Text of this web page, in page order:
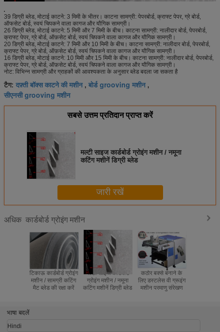
39 डिग्री ब्लेड, मोटाई काटने: 3 मिमी के भीतर। काटना सामग्री: पेपरबोर्ड, क्राफ्ट पेपर, ग्रे बोर्ड,
ऑफसेट बोर्ड, स्वयं चिपकने वाला कागज और यौगिक सामग्री।
26 डिग्री ब्लेड, मोटाई काटने: 5 मिमी और 7 मिमी के बीच। काटना सामग्री: नालीदार बोर्ड, पेपरबोर्ड,
क्राफ्ट पेपर, ग्रे बोर्ड, ऑफ़सेट बोर्ड, स्वयं चिपकने वाला कागज और यौगिक सामग्री।
20 डिग्री ब्लेड, मोटाई काटने: 7 मिमी और 10 मिमी के बीच। काटना सामग्री: नालीदार बोर्ड, पेपरबोर्ड,
क्राफ्ट पेपर, ग्रे बोर्ड, ऑफ़सेट बोर्ड, स्वयं चिपकने वाला कागज और यौगिक सामग्री।
16 डिग्री ब्लेड, मोटाई काटने: 10 मिमी और 15 मिमी के बीच। काटना सामग्री: नालीदार बोर्ड, पेपरबोर्ड,
क्राफ्ट पेपर, ग्रे बोर्ड, ऑफ़सेट बोर्ड, स्वयं चिपकने वाला कागज और यौगिक सामग्री।
नोट: विभिन्न सामग्री और ग्राहकों की आवश्यकता के अनुसार ब्लेड बदला जा सकता है
टैग: दफ़्ती बॉक्स काटने की मशीन, बोर्ड grooving मशीन,
सीएनसी grooving मशीन
सबसे उत्तम प्रतिदान प्राप्त करें
मल्टी साइज कार्डबोर्ड ग्रोइंग मशीन / नमूना
कटिंग मशीनें डिग्री ब्लेड
जारी रखें
अधिक कार्डबोर्ड ग्रोइंग मशीन
टिकाऊ कार्डबोर्ड ग्रोइंग
मशीन / सामग्री कटिंग
मैट ब्लेड की रक्षा करें
मल्टी साइज कार्डबोर्ड
ग्रोइंग मशीन / नमूना
कटिंग मशीनें डिग्री ब्लेड
कठोर बक्से बनाने के
लिए डस्टलेस वी ग्रूइंग
मशीन परमाणु संरेखण
भाषा बदलें
Hindi